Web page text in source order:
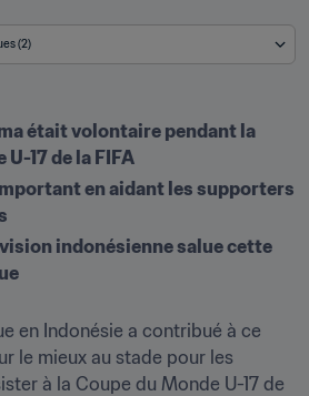
(2)
était volontaire pendant la
17 de la FIFA
en aidant les supporters
indonésienne salue cette
en Indonésie a contribué à ce
le mieux au stade pour les
à la Coupe du Monde U-17 de